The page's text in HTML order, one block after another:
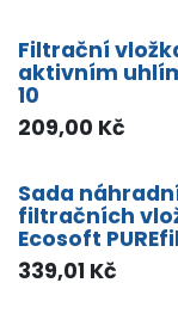
Filtrační
aktivním
10
209,00 Kč
Sada
filtračních
Ecosoft
339,01 Kč